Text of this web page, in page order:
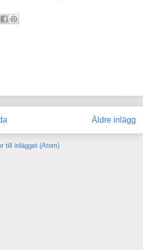
Äldre inlägg
till inlägget (Atom)